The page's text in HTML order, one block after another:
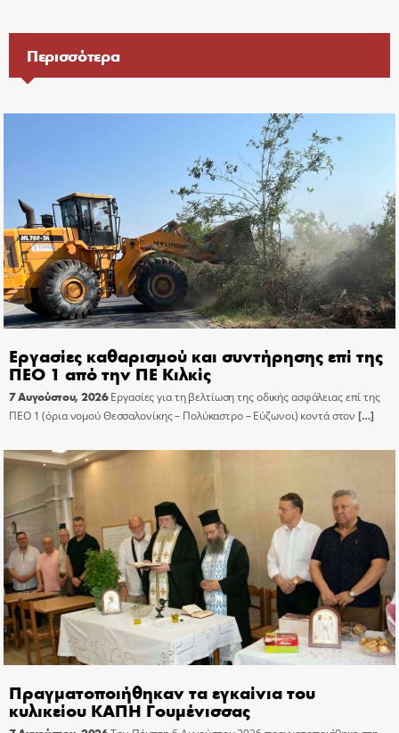
Περισσότερα
Εργασίες καθαρισμού και συντήρησης επί της
ΠΕΟ 1 από την ΠΕ Κιλκίς
7 Αυγούστου, 2026 Εργασίες για τη βελτίωση της οδικής ασφάλειας επί της
ΠΕΟ 1 (όρια νομού Θεσσαλονίκης – Πολύκαστρο – Εύζωνοι) κοντά στον […]
Πραγματοποιήθηκαν τα εγκαίνια του
κυλικείου ΚΑΠΗ Γουμένισσας